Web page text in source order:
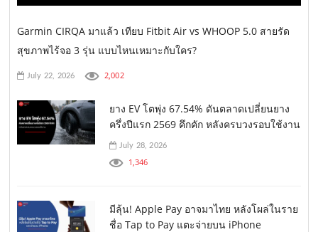
Garmin CIRQA มาแล้ว เทียบ Fitbit Air vs WHOOP 5.0 สายรัด
สุขภาพไร้จอ 3 รุ่น แบบไหนเหมาะกับใคร?
July 22, 2026 2,002
ยาง EV โตพุ่ง 67.54% ดันตลาดเปลี่ยนยาง
ครึ่งปีแรก 2569 คึกคัก หลังครบวงรอบใช้งาน
July 28, 2026
1,346
มีลุ้น! Apple Pay อาจมาไทย หลังโผล่ในราย
ชื่อ Tap to Pay แตะจ่ายบน iPhone